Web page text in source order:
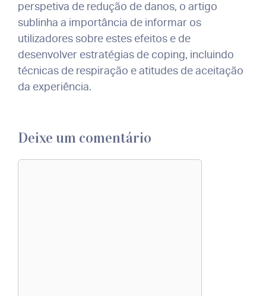
perspetiva de redução de danos, o artigo
sublinha a importância de informar os
utilizadores sobre estes efeitos e de
desenvolver estratégias de coping, incluindo
técnicas de respiração e atitudes de aceitação
da experiência.
Deixe um comentário